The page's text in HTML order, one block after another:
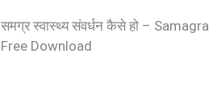
समग्र स्वास्थ्य संवर्धन कैसे हो –
Free Download